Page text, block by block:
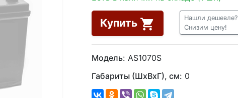
Купить
Нашли дешевле?
Снизим цену!
Модель: AS1070S
Габариты (ШхВхГ), см: 0